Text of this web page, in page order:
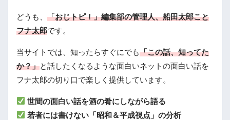
どうも、 「おじトピ！」編集部の管理人、船田太郎こと
フナ太郎です。
当サイトでは、知ったらすぐにでも「この話、知ってた
か？」と話したくなるような面白いネットの面白い話を
フナ太郎の切り口で楽しく提供しています。
世間の面白い話を酒の肴にしながら語る
若者には書けない「昭和＆平成視点」の分析